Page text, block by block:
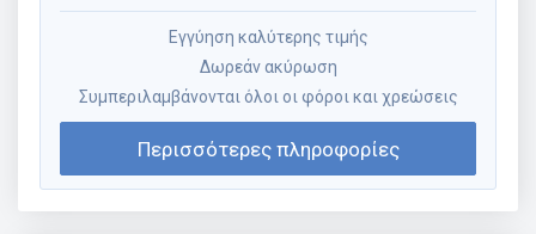
Εγγύηση καλύτερης τιμής
Δωρεάν ακύρωση
Συμπεριλαμβάνονται όλοι οι φόροι και χρεώσεις
Περισσότερες πληροφορίες